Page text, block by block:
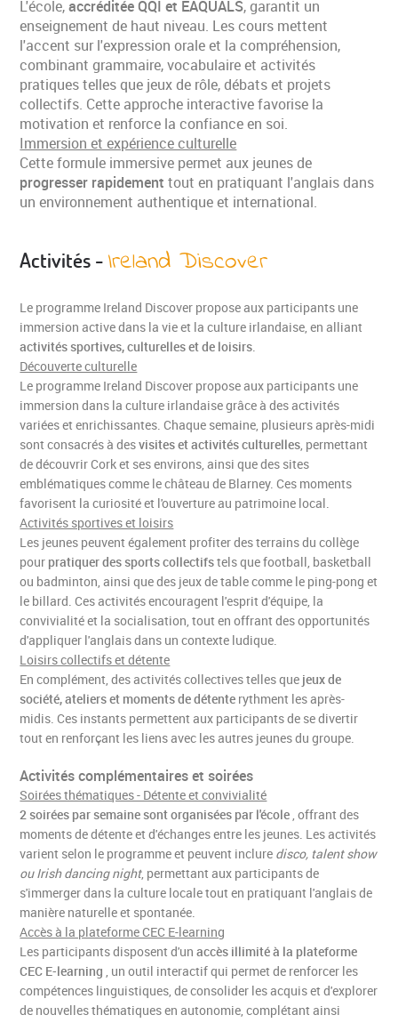
L'école,accréditée QQI et EAQUALS, garantit un
enseignement de haut niveau. Les cours mettent
l'accent sur l'expression orale et la compréhension,
combinant grammaire, vocabulaire et activités
pratiques telles que jeux de rôle, débats et projets
collectifs. Cette approche interactive favorise la
motivation et renforce la confiance en soi.
Immersion et expérience culturelle
Cette formule immersive permet aux jeunes de
progresser rapidement tout en pratiquant l'anglais dans
un environnement authentique et international.
Activités - Ireland Discover
Le programme Ireland Discover propose aux participants une
immersion active dans la vie et la culture irlandaise, en alliant
activités sportives, culturelles et de loisirs.
Découverte culturelle
Le programme Ireland Discover propose aux participants une
immersion dans la culture irlandaise grâce à des activités
variées et enrichissantes. Chaque semaine, plusieurs après-midi
sont consacrés à desvisites et activités culturelles, permettant
de découvrir Cork et ses environs, ainsi que des sites
emblématiques comme le château de Blarney. Ces moments
favorisent la curiosité et l'ouverture au patrimoine local.
Activités sportives et loisirs
Les jeunes peuvent également profiter des terrains du collège
pour pratiquer des sports collectifstels que football, basketball
ou badminton, ainsi que des jeux de table comme le ping-pong et
le billard. Ces activités encouragent l'esprit d'équipe, la
convivialité et la socialisation, tout en offrant des opportunités
d'appliquer l'anglais dans un contexte ludique.
Loisirs collectifs et détente
En complément, des activités collectives telles que jeux de
société, ateliers et moments de détente rythment les après-
midis. Ces instants permettent aux participants de se divertir
tout en renforçant les liens avec les autres jeunes du groupe.
Activités complémentaires et soirées
Soirées thématiques - Détente et convivialité
2 soirées par semaine sont organisées par l'école, offrant des
moments de détente et d'échanges entre les jeunes. Les activités
varient selon le programme et peuvent inclure disco, talent show
ou Irish dancing night, permettant aux participants de
s'immerger dans la culture locale tout en pratiquant l'anglais de
manière naturelle et spontanée.
Accès à la plateforme CEC E-learning
Les participants disposent d'unaccès illimité à la plateforme
CEC E-learning, un outil interactif qui permet de renforcer les
compétences linguistiques, de consolider les acquis et d'explorer
de nouvelles thématiques en autonomie, complétant ainsi